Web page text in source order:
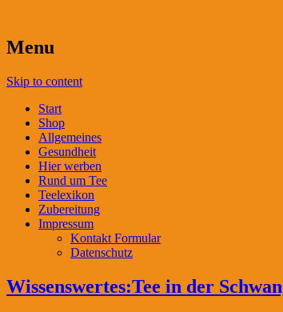
Menu
Skip to content
Start
Shop
Allgemeines
Gesundheit
Hier werben
Rund um Tee
Teelexikon
Zubereitung
Impressum
Kontakt Formular
Datenschutz
Wissenswertes:Tee in der